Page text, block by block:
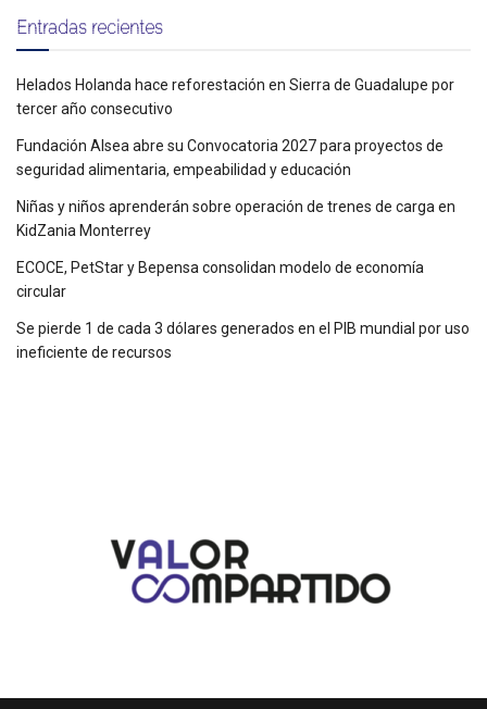
Entradas recientes
Helados Holanda hace reforestación en Sierra de Guadalupe por
tercer año consecutivo
Fundación Alsea abre su Convocatoria 2027 para proyectos de
seguridad alimentaria, empeabilidad y educación
Niñas y niños aprenderán sobre operación de trenes de carga en
KidZania Monterrey
ECOCE, PetStar y Bepensa consolidan modelo de economía
circular
Se pierde 1 de cada 3 dólares generados en el PIB mundial por uso
ineficiente de recursos